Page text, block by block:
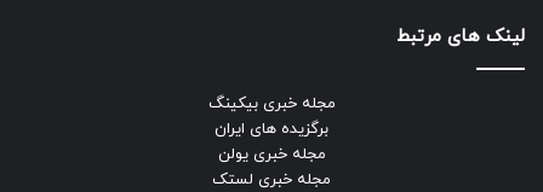
تصاویر بیشتری از بذرها و حشرات را می‌توانید در
لینک های مرتبط
مجله خبری بیکینگ
برگزیده های ایران
مجله خبری یولن
مجله خبری لستک